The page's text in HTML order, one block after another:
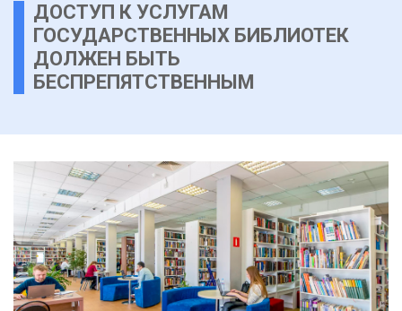
ДОСТУП К УСЛУГАМ
ГОСУДАРСТВЕННЫХ БИБЛИОТЕК
ДОЛЖЕН БЫТЬ
БЕСПРЕПЯТСТВЕННЫМ